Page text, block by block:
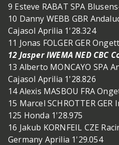
9 Esteve RABAT SPA
10 Danny WEBB GBR
Cajasol Aprilia 1'28.324
11 Jonas FOLGER GER
12 Jasper IWEMA NED CBC
13 Alberto MONCAYO SPA
Cajasol Aprilia 1'28.826
14 Alexis MASBOU FRA
15 Marcel SCHROTTER
125 Honda 1'28.975
16 Jakub KORNFEIL CZE
Germany Aprilia 1'29.054